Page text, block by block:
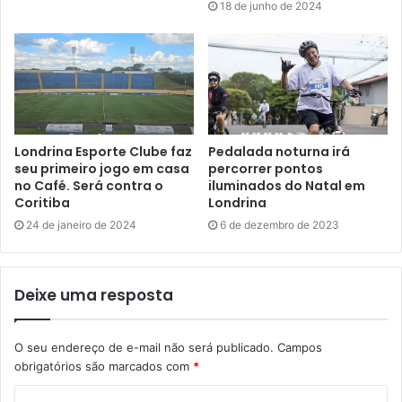
Eventos Agrícolas
Nesta edição os eventos agrícolas estão concentrados em
um mesmo espaço, com a 59ª Exposição Agrícola, que
mostra a diversidade da produção da zona rural de
Londrina e região, e o 9º AgroInovatec, evento técnico e
de formação da Expo Japão.
A expo agrícola, juntamente com a 9ª edição do
AgroInovatec, está focada na sustentabilidade social com a
exposição e áreas de comercialização de diversos itens.
“Tivemos menos de dois meses para organizar os eventos
agrícolas, então optamos por fundir o evento tradicional
18 de junho de 2024
Londrina Esporte Clube faz
seu primeiro jogo em casa
no Café. Será contra o
Coritiba
24 de janeiro de 2024
Pedalada noturna irá
percorrer pontos
iluminados do Natal em
Londrina
6 de dezembro de 2023
Deixe uma resposta
O seu endereço de e-mail não será publicado. Campos
obrigatórios são marcados com *